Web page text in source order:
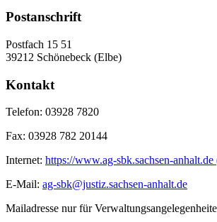
Postanschrift
Postfach 15 51
39212 Schönebeck (Elbe)
Kontakt
Telefon: 03928 7820
Fax: 03928 782 20144
Internet: https://www.ag-sbk.sachsen-anhalt.de
E-Mail: ag-sbk@justiz.sachsen-anhalt.de
Mailadresse nur für